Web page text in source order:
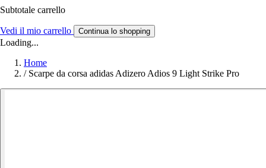
Subtotale carrello
Vedi il mio carrello Continua lo shopping
Loading...
Home
/ Scarpe da corsa adidas Adizero Adios 9 Light Strike Pro